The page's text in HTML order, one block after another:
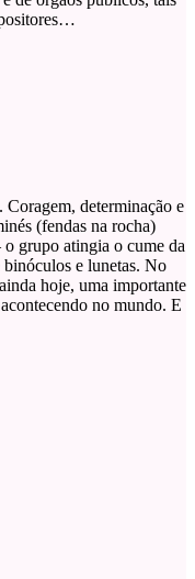
Coragem, determinação e
(fendas na rocha)
o grupo atingia o cume da
binóculos e lunetas. No
hoje, uma importante
no mundo. E